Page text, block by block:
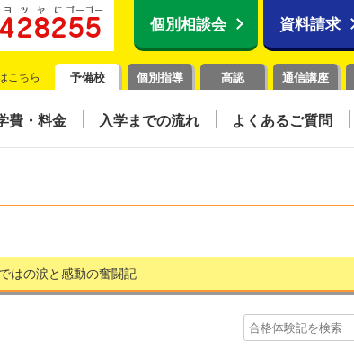
個別相談会 資料請求
こちら 予備校 個別指導 高認 通信講座
費・料金 入学までの流れ よくあるご質問
はの涙と感動の奮闘記